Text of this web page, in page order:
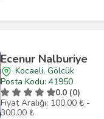
Ecenur Nalburiye
Kocaeli, Gölcük
Posta Kodu: 41950
0.0 (0)
Fiyat Aralığı: 100,00 ₺ -
300,00 ₺